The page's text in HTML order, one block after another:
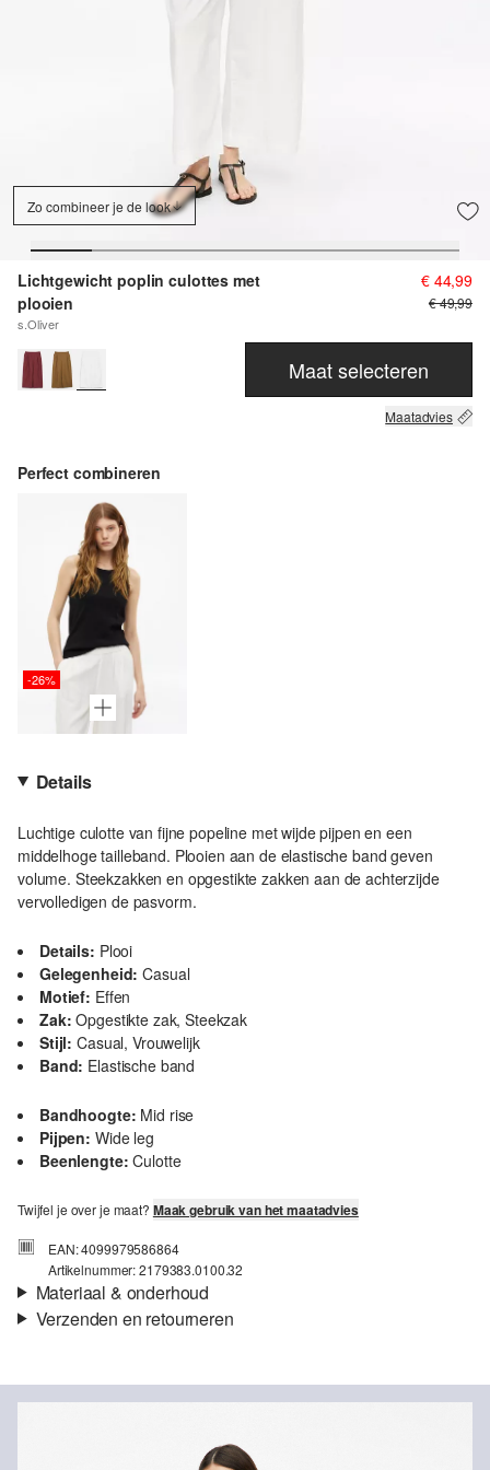
Zo combineer je de look
Lichtgewicht poplin culottes met
plooien
s.Oliver
€ 44,99
€ 49,99
Maat selecteren
Maatadvies
Perfect combineren
-26%
Details
Luchtige culotte van fijne popeline met wijde pijpen en een
middelhoge tailleband. Plooien aan de elastische band geven
volume. Steekzakken en opgestikte zakken aan de achterzijde
vervolledigen de pasvorm.
Details: Plooi
Gelegenheid: Casual
Motief: Effen
Zak: Opgestikte zak, Steekzak
Stijl: Casual, Vrouwelijk
Band: Elastische band
Bandhoogte: Mid rise
Pijpen: Wide leg
Beenlengte: Culotte
Twijfel je over je maat? Maak gebruik van het maatadvies
EAN: 4099979586864
Artikelnummer: 2179383.0100.32
Materiaal & onderhoud
Materiaal: Katoenmix
Verzenden en retourneren
Je bestelling wordt binnen 3-5 werkdagen verzonden door bpost.